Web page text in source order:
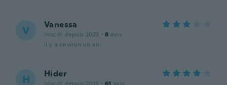
V Vanessa
Inscrit depuis 2023 · 8 avis
il y a environ un an
H Hider